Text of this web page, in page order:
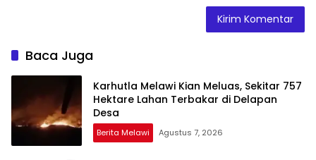
Baca Juga
Karhutla Melawi Kian Meluas, Sekitar 757
Hektare Lahan Terbakar di Delapan
Desa
Berita Melawi Agustus 7, 2026